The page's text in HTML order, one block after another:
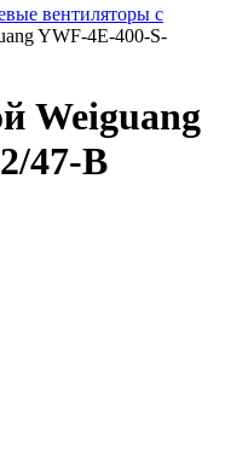
вентиляторы с
YWF-4E-400-S-
Weiguang
47-B